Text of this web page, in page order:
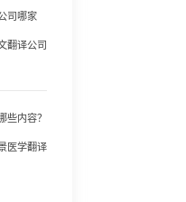
司哪家
翻译公司
些内容？
医学翻译